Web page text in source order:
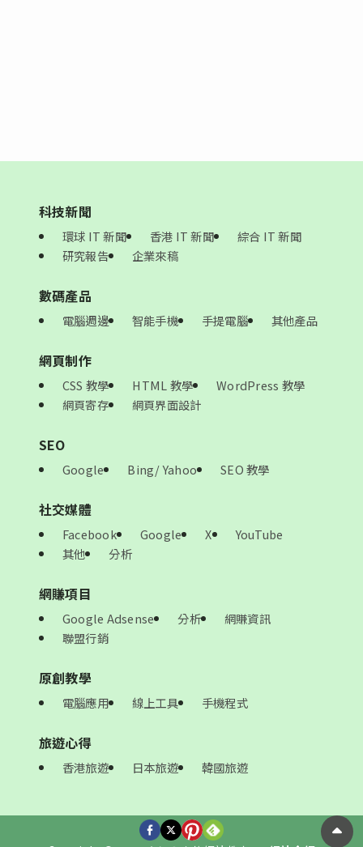
科技新聞
環球 IT 新聞 香港 IT 新聞
綜合 IT 新聞
研究報告
企業來稿
數碼產品
電腦週邊 智能手機 手提電腦 其他產品
網頁制作
CSS 教學 HTML 教學
WordPress 教學
網頁寄存
網頁界面設計
SEO
Google Bing/ Yahoo SEO 教學
社交媒體
Facebook Google X
YouTube
其他
分析
網賺項目
Google Adsense 分析
網賺資訊
聯盟行銷
原創教學
電腦應用 線上工具 手機程式
旅遊心得
香港旅遊 日本旅遊 韓國旅遊